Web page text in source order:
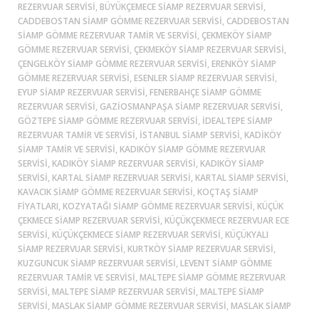
REZERVUAR SERVISI, BÜYÜKÇEMECE SIAMP REZERVUAR SERVISI,
CADDEBOSTAN SIAMP GÖMME REZERVUAR SERVISI, CADDEBOSTAN
SIAMP GÖMME REZERVUAR TAMIR VE SERVISI, ÇEKMEKÖY SIAMP
GÖMME REZERVUAR SERVISI, ÇEKMEKÖY SIAMP REZERVUAR SERVISI,
ÇENGELKÖY SIAMP GÖMME REZERVUAR SERVISI, ERENKÖY SIAMP
GÖMME REZERVUAR SERVISI, ESENLER SIAMP REZERVUAR SERVISI,
EYUP SIAMP REZERVUAR SERVISI, FENERBAHÇE SIAMP GÖMME
REZERVUAR SERVISI, GAZIOSMANPAŞA SIAMP REZERVUAR SERVISI,
GÖZTEPE SIAMP GÖMME REZERVUAR SERVISI, İDEALTEPE SIAMP
REZERVUAR TAMIR VE SERVISI, ISTANBUL SIAMP SERVISI, KADİKÖY
SIAMP TAMIR VE SERVISI, KADIKÖY SIAMP GÖMME REZERVUAR
SERVISI, KADIKÖY SIAMP REZERVUAR SERVISI, KADIKÖY SIAMP
SERVISI, KARTAL SIAMP REZERVUAR SERVISI, KARTAL SIAMP SERVISI,
KAVACIK SIAMP GÖMME REZERVUAR SERVISI, KOÇTAŞ SIAMP
FIYATLARI, KOZYATAĞI SIAMP GÖMME REZERVUAR SERVISI, KÜÇÜK
ÇEKMECE SIAMP REZERVUAR SERVISI, KÜÇÜKÇEKMECE REZERVUAR ECE
SERVISI, KÜÇÜKÇEKMECE SIAMP REZERVUAR SERVISI, KÜÇÜKYALI
SIAMP REZERVUAR SERVISI, KURTKÖY SIAMP REZERVUAR SERVISI,
KUZGUNCUK SIAMP REZERVUAR SERVISI, LEVENT SIAMP GÖMME
REZERVUAR TAMIR VE SERVISI, MALTEPE SIAMP GÖMME REZERVUAR
SERVISI, MALTEPE SIAMP REZERVUAR SERVISI, MALTEPE SIAMP
SERVISI, MASLAK SIAMP GÖMME REZERVUAR SERVISI, MASLAK SIAMP